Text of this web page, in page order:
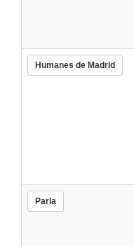
Humanes de Madrid
Parla